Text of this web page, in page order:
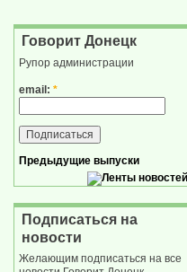
Говорит Донецк
Рупор администрации
email: *
Предыдущие выпуски
Подписаться на
новости
Желающим подписаться на все